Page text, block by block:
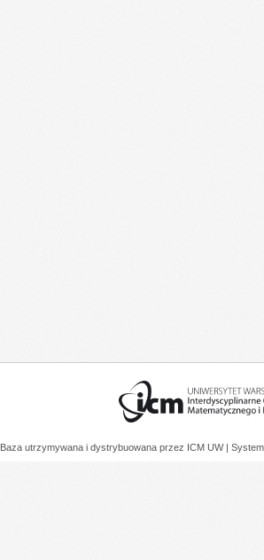
Baza utrzymywana i dystrybuowana przez ICM UW |